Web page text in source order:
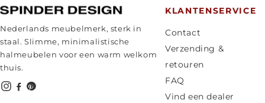
Nederlands meubelmerk, sterk in
staal. Slimme, minimalistische
halmeubelen voor een warm welkom
thuis.
KLANTENSERVICE
Contact
Verzending &
retouren
FAQ
Vind een dealer